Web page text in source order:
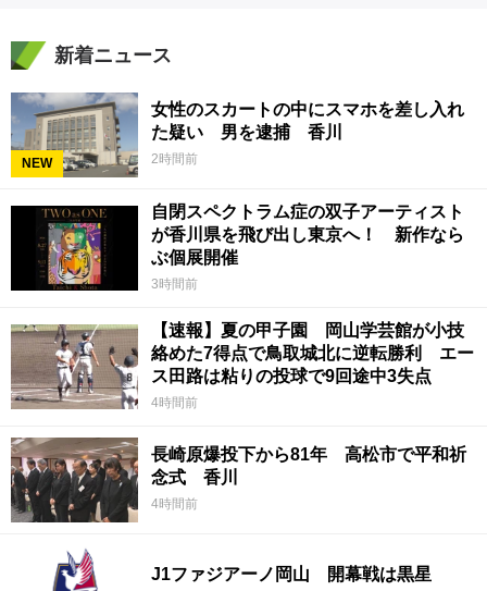
新着ニュース
NEW
女性のスカートの中にスマホを差し入れ
た疑い 男を逮捕 香川
2時間前
自閉スペクトラム症の双子アーティスト
が香川県を飛び出し東京へ！ 新作なら
ぶ個展開催
3時間前
【速報】夏の甲子園 岡山学芸館が小技
絡めた7得点で鳥取城北に逆転勝利 エー
ス田路は粘りの投球で9回途中3失点
4時間前
長崎原爆投下から81年 高松市で平和祈
念式 香川
4時間前
J1ファジアーノ岡山 開幕戦は黒星